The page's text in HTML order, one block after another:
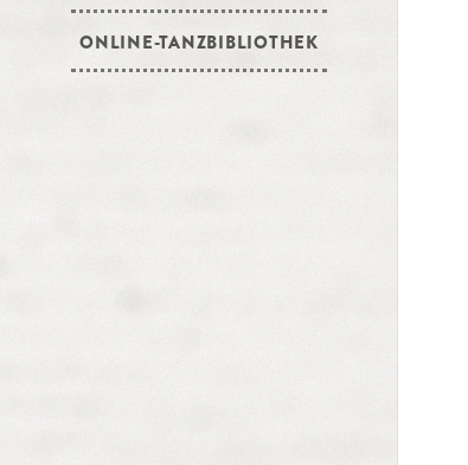
ONLINE-TANZBIBLIOTHEK